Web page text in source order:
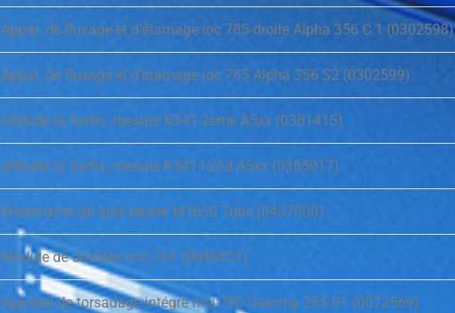
Appar. de fluxage et d’étamage ioc 785-droite Alpha 356 C.1 (0302598)
Appar. de fluxage et d’étamage ioc 785 Alpha 356 S2 (0302599)
Altitude la Sertis. mesure K341-2ème A5xx (0381415)
Altitude la Sertis. mesure K341-I-2nd A5xx (0385017)
Imprimante de tube repere M1650 Tube (0407000)
Module de douilles mci 761 (0045831)
Appareil de torsadage intégré mci 782 Gamma 255 S1 (0072569)